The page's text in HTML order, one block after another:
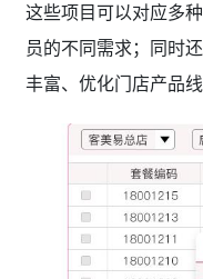
这些项目可以对应多
员的不同需求；同时
丰富、优化门店产品线